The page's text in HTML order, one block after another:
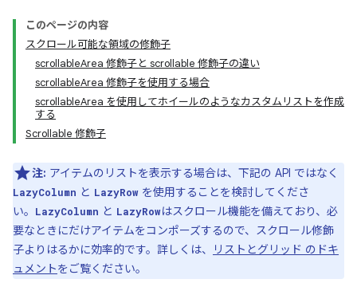
このページの内容
スクロール可能な領域の修飾子
scrollableArea 修飾子と scrollable 修飾子の違い
scrollableArea 修飾子を使用する場合
scrollableArea を使用してホイールのようなカスタムリストを作成
する
Scrollable 修飾子
注: アイテムのリストを表示する場合は、下記の API ではなく
LazyColumn と LazyRow を使用することを検討してくださ
い。
LazyColumn と LazyRowはスクロール機能を備えており、必
要なときにだけアイテムをコンポーズするので、スクロール修飾
子よりはるかに効率的です。詳しくは、
リストとグリッド のドキ
ュメントをご覧ください。